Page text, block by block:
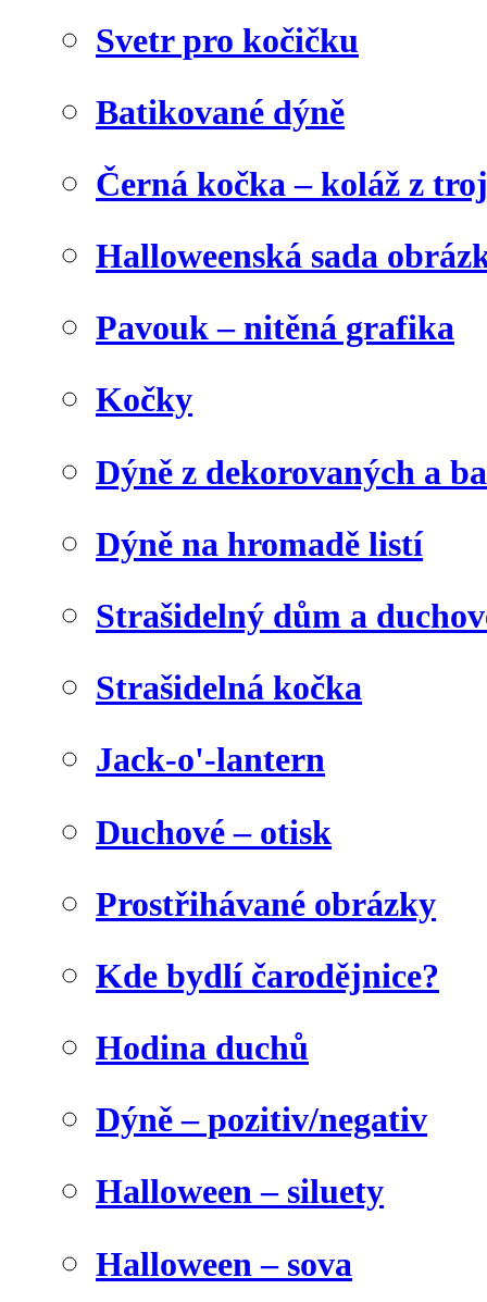
Svetr pro kočičku
Batikované dýně
Černá kočka – koláž z
Halloweenská sada
Pavouk – nitěná grafika
Kočky
Dýně z dekorovaných a
Dýně na hromadě listí
Strašidelný dům a
Strašidelná kočka
Jack-o'-lantern
Duchové – otisk
Prostřihávané obrázky
Kde bydlí čarodějnice?
Hodina duchů
Dýně – pozitiv/negativ
Halloween – siluety
Halloween – sova